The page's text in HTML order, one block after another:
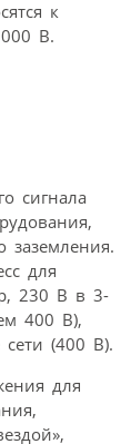
к
В.
сигнала
заземления.
для
230 В в 3-
400 В),
(400 В).
для